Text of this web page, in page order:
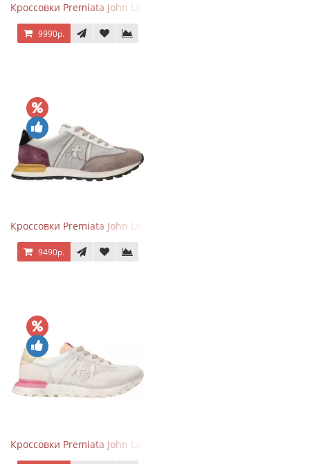
Кроссовки Premiata John Low черные с желтым
9990р.
Кроссовки Premiata John Low Gray Brown Purple
9490р.
Кроссовки Premiata John Low Gray Pink